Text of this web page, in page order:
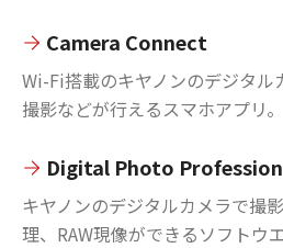
Camera Connect
Wi-Fi搭載のキヤノンのデジタル
撮影などが行えるスマホアプリ。
Digital Photo
キヤノンのデジタルカメラで撮
理、RAW現像ができるソフトウエ